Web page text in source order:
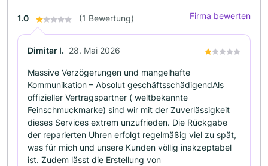
1.0 (1 Bewertung) Firma bewerten
Dimitar I. 28. Mai 2026
Massive Verzögerungen und mangelhafte
Kommunikation – Absolut geschäftsschädigend ​Als
offizieller Vertragspartner ( weltbekannte
Feinschmuckmarke) sind wir mit der Zuverlässigkeit
dieses Services extrem unzufrieden. Die Rückgabe
der reparierten Uhren erfolgt regelmäßig viel zu spät,
was für mich und unsere Kunden völlig inakzeptabel
ist. Zudem lässt die Erstellung von